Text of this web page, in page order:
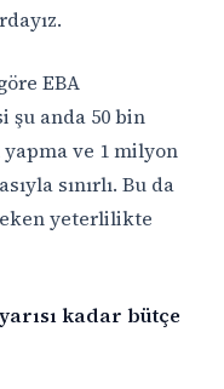
EBA
anda 50 bin
yapma ve 1 milyon
sınırlı. Bu da
yeterlilikte
kadar bütçe